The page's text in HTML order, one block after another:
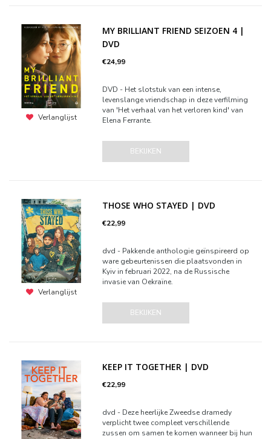
Verlanglijst
MY BRILLIANT FRIEND SEIZOEN 4 |
DVD
€24,99
DVD - Het slotstuk van een intense,
levenslange vriendschap in deze verfilming
van 'Het verhaal van het verloren kind' van
Elena Ferrante.
BEKIJKEN
Verlanglijst
THOSE WHO STAYED | DVD
€22,99
dvd - Pakkende anthologie geïnspireerd op
ware gebeurtenissen die plaatsvonden in
Kyiv in februari 2022, na de Russische
invasie van Oekraïne.
BEKIJKEN
KEEP IT TOGETHER | DVD
€22,99
dvd - Deze heerlijke Zweedse dramedy
verplicht twee compleet verschillende
zussen om samen te komen wanneer bij hun